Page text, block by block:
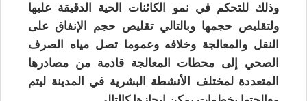
وذلك للتحكم في نمو الكائنات الحية الدقيقة عليها
ولتقليص حجمها وبالتالي تقليص حجم الإنفاق على
النقل والمعالجة وخلافه وعموما تصل مياه الصرف
الصحي إلى محطات المعالجة قادمة من مصادرها
المتعددة لمختلف الأنشطة البشرية في المدينة ليتم